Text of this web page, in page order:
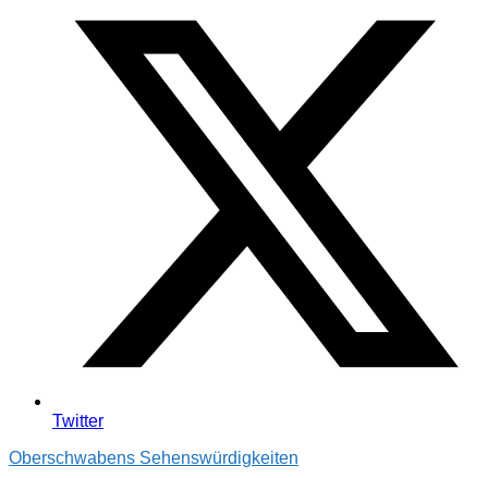
Twitter
Oberschwabens Sehenswürdigkeiten